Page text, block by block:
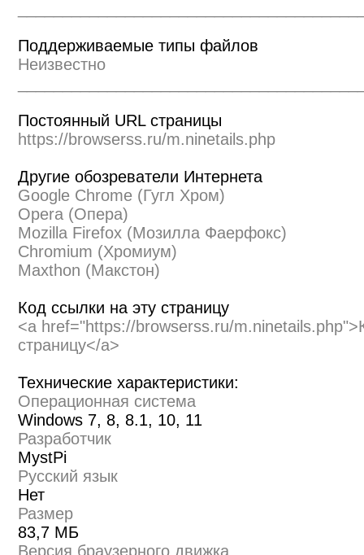
Поддерживаемые типы файлов
Неизвестно
Постоянный URL страницы
https://browserss.ru/m.ninetails.php
Другие обозреватели Интернета
Google Chrome (Гугл Хром)
Opera (Опера)
Mozilla Firefox (Мозилла Фаерфокс)
Chromium (Хромиум)
Maxthon (Макстон)
Код ссылки на эту страницу
<a href="https://browserss.ru/
страницу</a>
Технические характеристики:
Операционная система
Windows 7, 8, 8.1, 10, 11
Разработчик
MystPi
Русский язык
Нет
Размер
83,7 МБ
Версия браузерного движка